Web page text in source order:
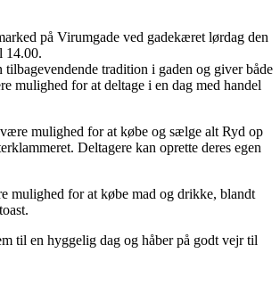
på Virumgade ved gadekæret lørdag den
14.00.
tilbagevendende tradition i gaden og giver både
mulighed for at deltage i en dag med handel
mulighed for at købe og sælge alt Ryd op
Deltagere kan oprette deres egen
mulighed for at købe mad og drikke, blandt
til en hyggelig dag og håber på godt vejr til